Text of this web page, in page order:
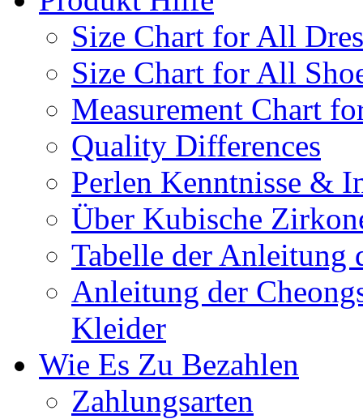
Size Chart for All
Size Chart for All
Measurement Chart
Quality Differences
Perlen Kenntnisse &
Über Kubische
Tabelle der Anleitung
Anleitung der
Kleider
Wie Es Zu Bezahlen
Zahlungsarten